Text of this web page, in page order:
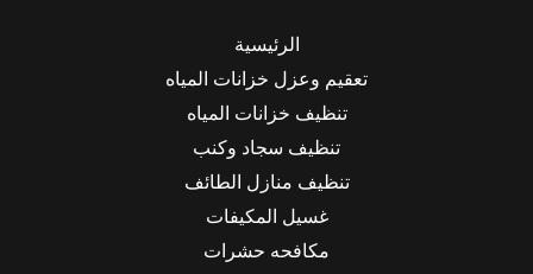
الرئيسية
تعقيم وعزل خزانات المياه
تنظيف خزانات المياه
تنظيف سجاد وكنب
تنظيف منازل الطائف
غسيل المكيفات
مكافحه حشرات